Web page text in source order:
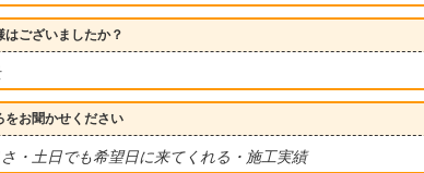
ございましたか？
をお聞かせください
・土日でも希望日に来てくれる・施工実績